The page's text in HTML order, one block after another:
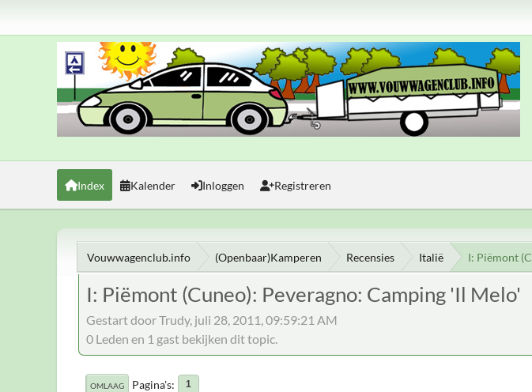
Index Kalender Inloggen Registreren
Vouwwagenclub.info (Openbaar)Kamperen Recensies Italië I: Piëmont
I: Piëmont (Cuneo): Peveragno: Camping 'Il Melo'
Gestart door Trudy, juli 28, 2011, 09:59:21 AM
0 Leden en 1 gast bekijken dit topic.
OMLAAG Pagina's 1